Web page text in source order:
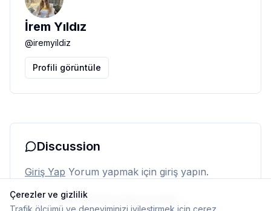
İrem Yıldız
@iremyildiz
Profili görüntüle
Discussion
Giriş Yap Yorum yapmak için giriş yapın.
Henüz yorum yok. İlk yorumu siz yapın.
Çerezler ve gizlilik
Trafik ölçümü ve deneyiminizi iyileştirmek için çerez